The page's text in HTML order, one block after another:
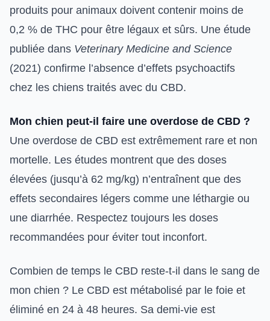
produits pour animaux doivent contenir moins de
0,2 % de THC pour être légaux et sûrs. Une étude
publiée dans Veterinary Medicine and Science
(2021) confirme l’absence d’effets psychoactifs
chez les chiens traités avec du CBD.
Mon chien peut-il faire une overdose de CBD ?
Une overdose de CBD est extrêmement rare et non
mortelle. Les études montrent que des doses
élevées (jusqu’à 62 mg/kg) n’entraînent que des
effets secondaires légers comme une léthargie ou
une diarrhée. Respectez toujours les doses
recommandées pour éviter tout inconfort.
Combien de temps le CBD reste-t-il dans le sang de
mon chien ? Le CBD est métabolisé par le foie et
éliminé en 24 à 48 heures. Sa demi-vie est